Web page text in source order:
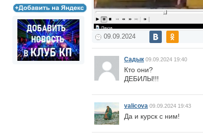
09.09.2024
Садык 09.09.2024 19:40
Кто они?
ДЕБИЛЫ!!!
valicova 09.09.2024 19:43
Да и курск с ним!